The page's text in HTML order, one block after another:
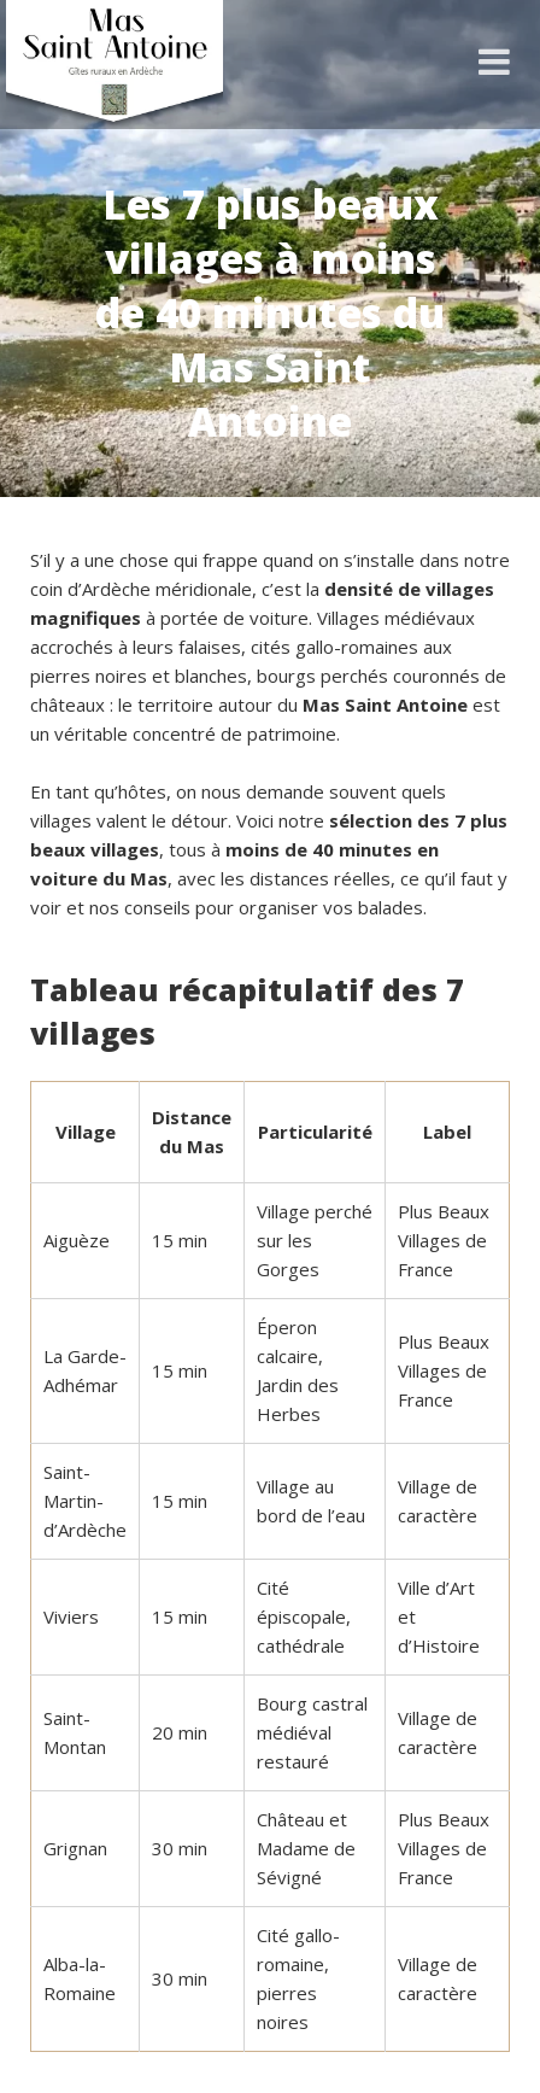
Les 7 plus beaux
villages à moins
de 40 minutes du
Mas Saint
Antoine
S’il y a une chose qui frappe quand on s’installe dans notre
coin d’Ardèche méridionale, c’est la densité de villages
magnifiques à portée de voiture. Villages médiévaux
accrochés à leurs falaises, cités gallo-romaines aux
pierres noires et blanches, bourgs perchés couronnés de
châteaux : le territoire autour du Mas Saint Antoine est
un véritable concentré de patrimoine.
En tant qu’hôtes, on nous demande souvent quels
villages valent le détour. Voici notre sélection des 7 plus
beaux villages, tous à moins de 40 minutes en
voiture du Mas, avec les distances réelles, ce qu’il faut y
voir et nos conseils pour organiser vos balades.
Tableau récapitulatif des 7
villages
Village
Distance
du Mas
Particularité Label
Aiguèze 15 min
Village perché
sur les
Gorges
Plus Beaux
Villages de
France
La Garde-
Adhémar
15 min
Éperon
calcaire,
Jardin des
Herbes
Plus Beaux
Villages de
France
Saint-
Martin-
d’Ardèche
15 min
Village au
bord de l’eau
Village de
caractère
Viviers 15 min
Cité
épiscopale,
cathédrale
Ville d’Art
et
d’Histoire
Saint-
Montan
20 min
Bourg castral
médiéval
restauré
Village de
caractère
Grignan 30 min
Château et
Madame de
Sévigné
Plus Beaux
Villages de
France
Alba-la-
Romaine
30 min
Cité gallo-
romaine,
pierres
noires
Village de
caractère